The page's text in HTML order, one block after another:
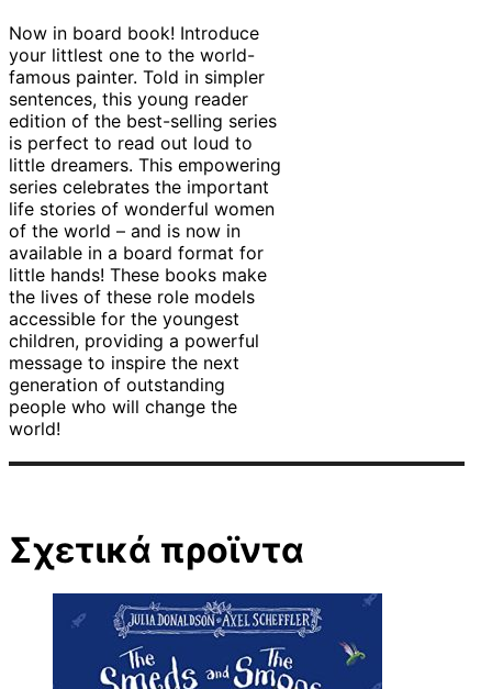
Now in board book! Introduce
your littlest one to the world-
famous painter. Told in simpler
sentences, this young reader
edition of the best-selling series
is perfect to read out loud to
little dreamers. This empowering
series celebrates the important
life stories of wonderful women
of the world – and is now in
available in a board format for
little hands! These books make
the lives of these role models
accessible for the youngest
children, providing a powerful
message to inspire the next
generation of outstanding
people who will change the
world!
Σχετικά προϊντα